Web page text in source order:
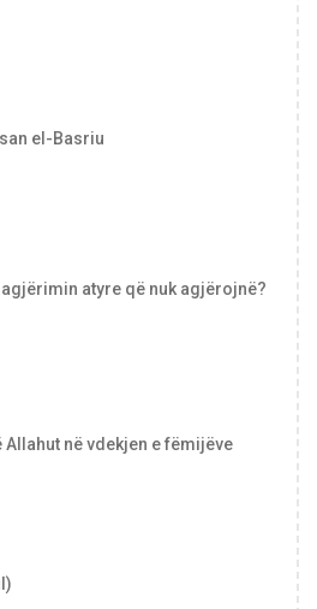
el-Basriu
atyre që nuk agjërojnë?
në vdekjen e fëmijëve